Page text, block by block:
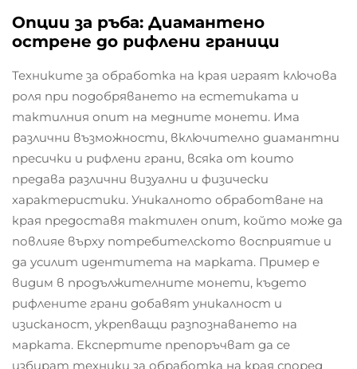
Опции за ръба: Диамантено
острене до рифлени граници
Техниките за обработка на края играят ключова
роля при подобряването на естетиката и
тактилния опит на медните монети. Има
различни възможности, включително диамантни
пресички и рифлени грани, всяка от които
предава различни визуални и физически
характеристики. Уникалното обработване на
края предоставя тактилен опит, който може да
повлияе върху потребителското восприятие и
да усилит идентитета на марката. Пример е
видим в продължителните монети, където
рифлените грани добавят уникалност и
изисканост, укрепващи разпознаването на
марката. Експертите препоръчват да се
избират техники за обработка на края според